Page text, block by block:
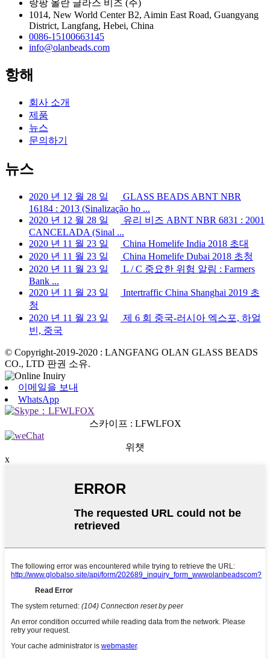
랑팡 올란 글라스 비즈 (주)
1014, New World Center B2, Aimin East Road, Guangyang
District, Langfang, Hebei, China
0086-15100663145
info@olanbeads.com
항해
회사 소개
제품
뉴스
문의하기
뉴스
2020 년 12 월 28 일
GLASS BEADS ABNT NBR
16184 : 2013 (Sinalização ho ...
2020 년 12 월 28 일
유리 비즈 ABNT NBR 6831 : 2001
CANCELADA (Sinal ...
2020 년 11 월 23 일
China Homelife India 2018 초대
2020 년 11 월 23 일
China Homelife Dubai 2018 초청
2020 년 11 월 23 일
L / C 중요한 위험 알림 : Farmers
Bank ...
2020 년 11 월 23 일
Intertraffic China Shanghai 2019 초
청
2020 년 11 월 23 일
제 6 회 중국-러시아 엑스포, 하얼
빈, 중국
© Copyright-2019-2020 : LANGFANG OLAN GLASS BEADS
CO., LTD 판권 소유.
이메일을 보내
WhatsApp
스카이프 : LFWLFOX
위챗
x